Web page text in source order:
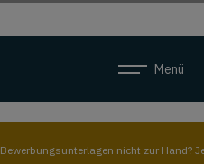
Bewerbungsunterlagen nicht zur Hand?
Menü